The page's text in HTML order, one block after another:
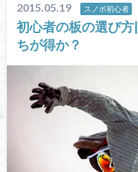
2015.05.19 スノボ初心者
初心者の板の選び
ちが得か？